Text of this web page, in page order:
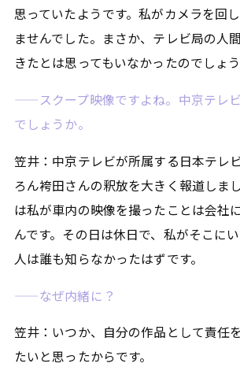
思っていたようです。私がカメラを回
ませんでした。まさか、テレビ局の人
きたとは思ってもいなかったのでしょう
——スクープ映像ですよね。中京テレ
でしょうか。
笠井：中京テレビが所属する日本テレ
ろん袴田さんの釈放を大きく報道しま
は私が車内の映像を撮ったことは会社
んです。その日は休日で、私がそこに
人は誰も知らなかったはずです。
——なぜ内緒に？
笠井：いつか、自分の作品として責任
たいと思ったからです。